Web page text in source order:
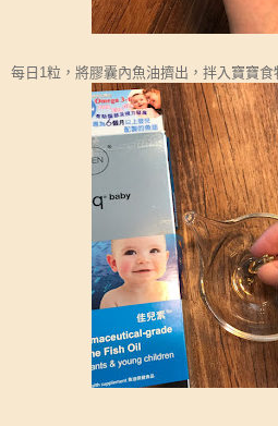
每日1粒，將膠囊內魚油擠出， 拌入寶寶